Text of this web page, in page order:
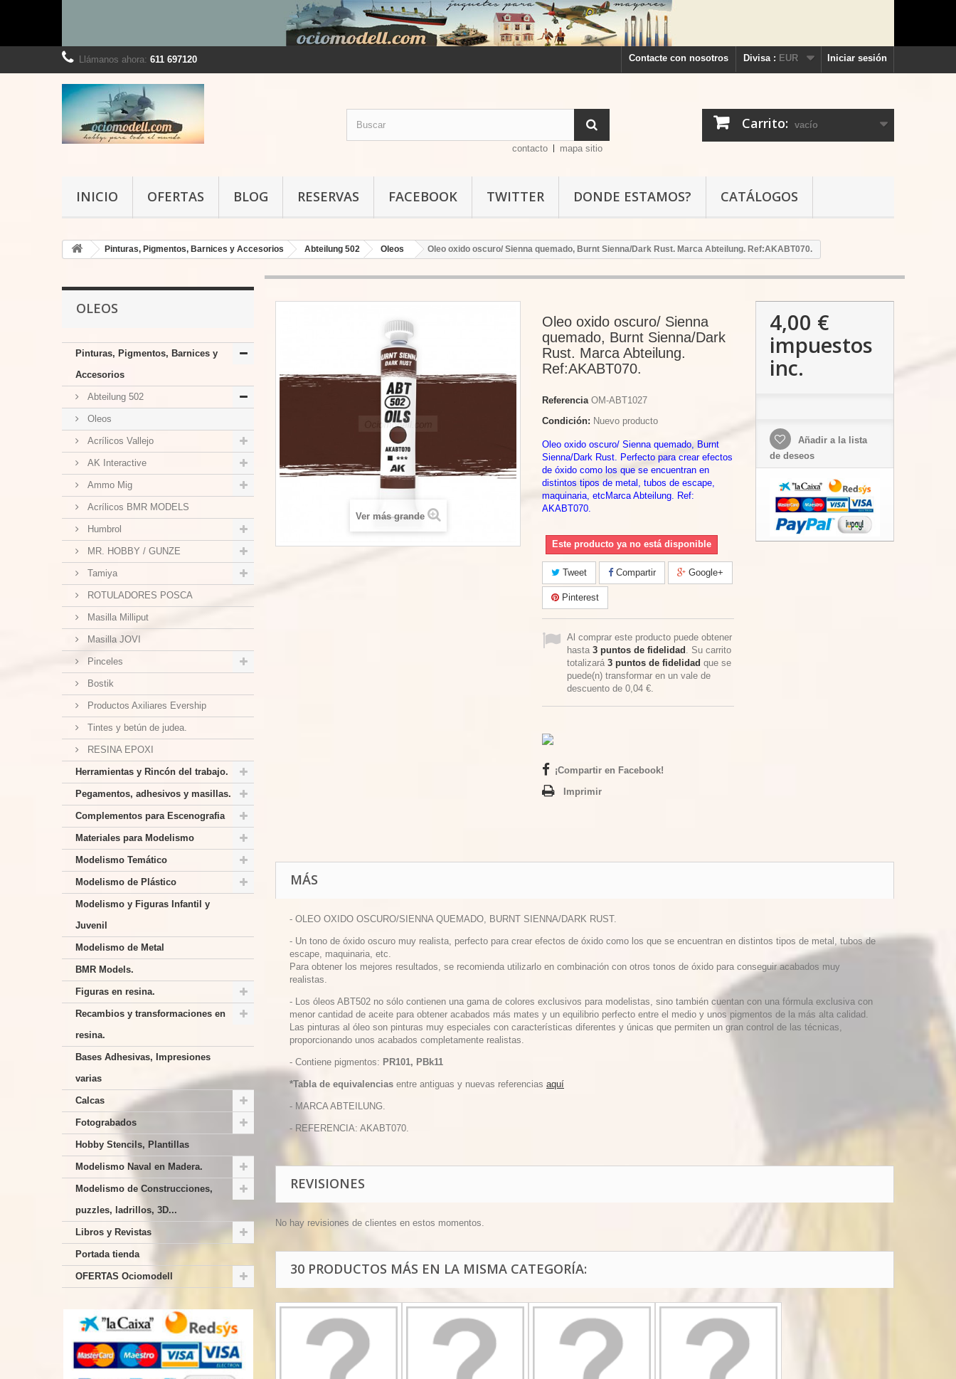
Iniciar sesión
Divisa : EUR
Contacte con nosotros
Llámanos ahora: 611 697120
Carrito: vacío
contacto mapa sitio
INICIO OFERTAS BLOG RESERVAS FACEBOOK TWITTER DONDE ESTAMOS? CATÁLOGOS
Pinturas, Pigmentos, Barnices y Accesorios Abteilung 502 Oleos Oleo oxido oscuro/ Sienna quemado, Burnt Sienna/Dark Rust. Marca Abteilung. Ref:AKABT070.
OLEOS
Pinturas, Pigmentos, Barnices y
Accesorios
Abteilung 502
Oleos
Acrílicos Vallejo
AK Interactive
Ammo Mig
Acrílicos BMR MODELS
Humbrol
MR. HOBBY / GUNZE
Tamiya
ROTULADORES POSCA
Masilla Milliput
Masilla JOVI
Pinceles
Bostik
Productos Axiliares Evership
Tintes y betún de judea.
RESINA EPOXI
Herramientas y Rincón del trabajo.
Pegamentos, adhesivos y masillas.
Complementos para Escenografia
Materiales para Modelismo
Modelismo Temático
Modelismo de Plástico
Modelismo y Figuras Infantil y
Juvenil
Modelismo de Metal
BMR Models.
Figuras en resina.
Recambios y transformaciones en
resina.
Bases Adhesivas, Impresiones
varias
Calcas
Fotograbados
Hobby Stencils, Plantillas
Modelismo Naval en Madera.
Modelismo de Construcciones,
puzzles, ladrillos, 3D...
Libros y Revistas
Portada tienda
OFERTAS Ociomodell
Ver más grande
Oleo oxido oscuro/ Sienna
quemado, Burnt Sienna/Dark
Rust. Marca Abteilung.
Ref:AKABT070.
Referencia OM-ABT1027
Condición: Nuevo producto
Oleo oxido oscuro/ Sienna quemado, Burnt
Sienna/Dark Rust. Perfecto para crear efectos
de óxido como los que se encuentran en
distintos tipos de metal, tubos de escape,
maquinaria, etcMarca Abteilung. Ref:
AKABT070.
Este producto ya no está disponible
Tweet Compartir Google+
Pinterest
Al comprar este producto puede obtener
hasta 3 puntos de fidelidad . Su carrito
totalizará 3 puntos de fidelidad que se
puede(n) transformar en un vale de
descuento de 0,04 €.
¡Compartir en Facebook!
Imprimir
4,00 €
impuestos
inc.
Añadir a la lista
de deseos
MÁS
- OLEO OXIDO OSCURO/SIENNA QUEMADO, BURNT SIENNA/DARK RUST.
- Un tono de óxido oscuro muy realista, perfecto para crear efectos de óxido como los que se encuentran en distintos tipos de metal, tubos de
escape, maquinaria, etc.
Para obtener los mejores resultados, se recomienda utilizarlo en combinación con otros tonos de óxido para conseguir acabados muy
realistas.
- Los óleos ABT502 no sólo contienen una gama de colores exclusivos para modelistas, sino también cuentan con una fórmula exclusiva con
menor cantidad de aceite para obtener acabados más mates y un equilibrio perfecto entre el medio y unos pigmentos de la más alta calidad.
Las pinturas al óleo son pinturas muy especiales con características diferentes y únicas que permiten un gran control de las técnicas,
proporcionando unos acabados completamente realistas.
- Contiene pigmentos: PR101, PBk11
*Tabla de equivalencias entre antiguas y nuevas referencias aquí
- MARCA ABTEILUNG.
- REFERENCIA: AKABT070.
REVISIONES
No hay revisiones de clientes en estos momentos.
30 PRODUCTOS MÁS EN LA MISMA CATEGORÍA: